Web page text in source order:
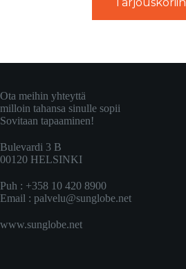
Tarjouskoriin
Ota meihin yhteyttä
milloin tahansa sinulle sopii
Sovitaan tapaaminen!
Bulevardi 3 B
00120 HELSINKI
Puh : +358 10 420 8900
Email : palvelu@sunglobe.net
www.sunglobe.net